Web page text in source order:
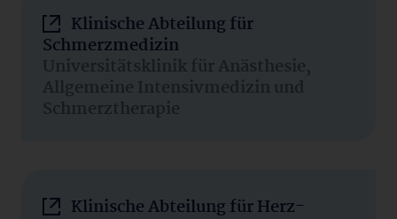
Klinische Abteilung für
Schmerzmedizin
Universitätsklinik für Anästhesie,
Allgemeine Intensivmedizin und
Schmerztherapie
Klinische Abteilung für Herz-